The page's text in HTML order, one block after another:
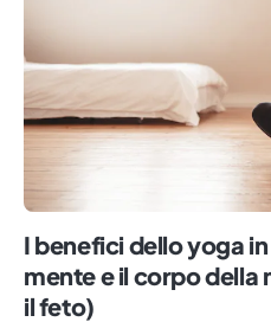
I benefici dello yoga
mente e il corpo della
il feto)